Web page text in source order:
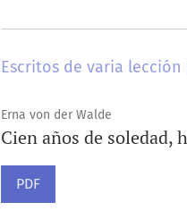
Escritos de varia lección
Erna von der Walde
Cien años de soledad,
PDF